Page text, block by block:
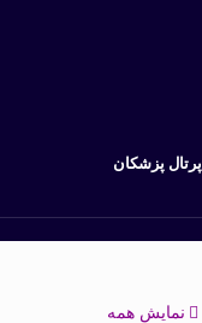
پرتال پزشکان
نمایش همه